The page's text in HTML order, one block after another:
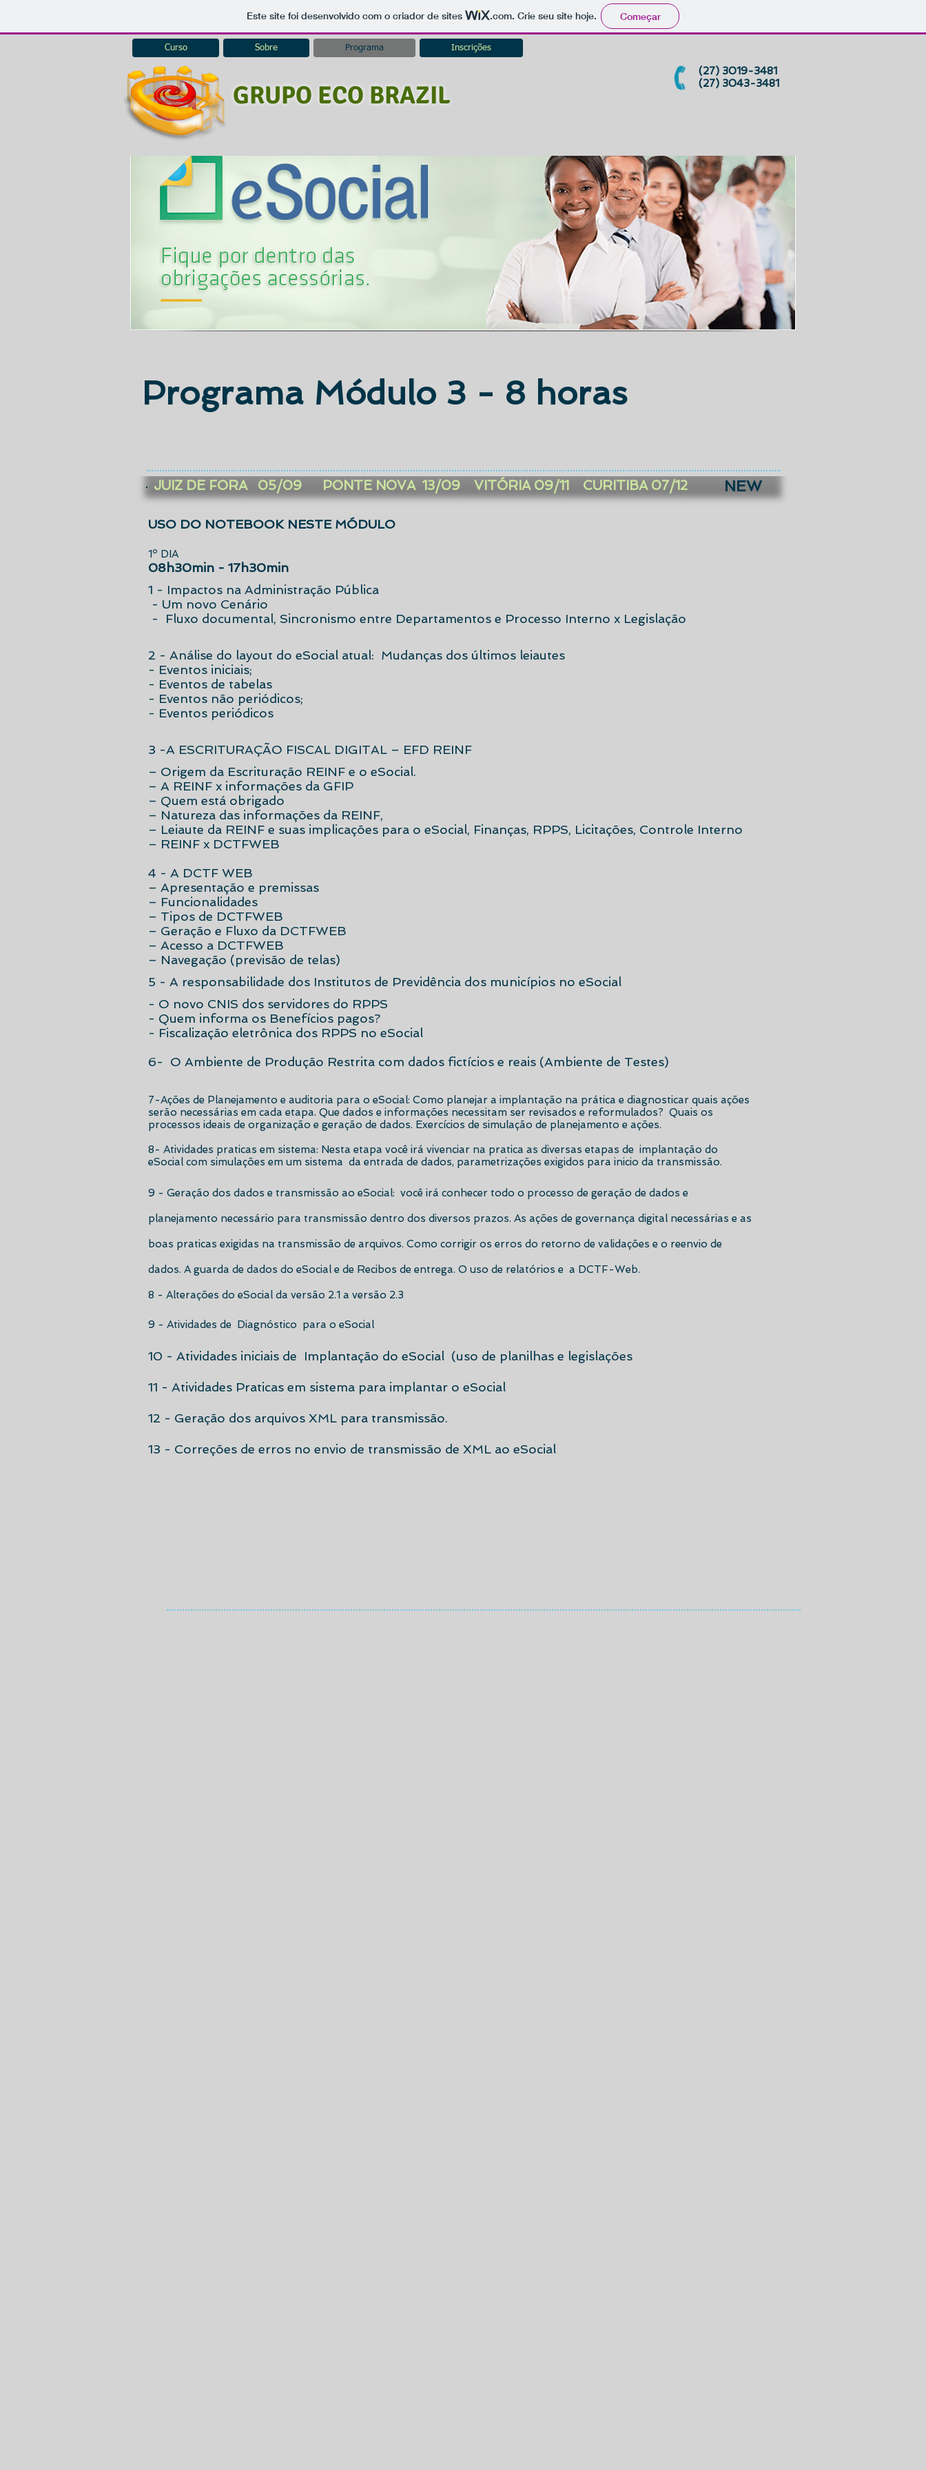
Este site foi desenvolvido com o criador de sites .com. Crie seu site hoje. Começar
Curso Sobre Programa Inscrições
(27) 3019-3481
(27) 3043-3481
GRUPO ECO BRAZIL
JUIZ DE FORA 05/09 PONTE NOVA 13/09 VITÓRIA 09/11 CURITIBA 07/12
USO DO NOTEBOOK NESTE MÓDULO
1º DIA
08h30min - 17h30min
1 - Impactos na Administração Pública
- Um novo Cenário
- Fluxo documental, Sincronismo entre Departamentos e Processo Interno x Legislação
2 - Análise do layout do eSocial atual: Mudanças dos últimos leiautes
- Eventos iniciais;
- Eventos de tabelas
- Eventos não periódicos;
- Eventos periódicos
3 -A ESCRITURAÇÃO FISCAL DIGITAL – EFD REINF
– Origem da Escrituração REINF e o eSocial.
– A REINF x informações da GFIP
– Quem está obrigado
– Natureza das informações da REINF,
– Leiaute da REINF e suas implicações para o eSocial, Finanças, RPPS, Licitações, Controle Interno
– REINF x DCTFWEB
4 - A DCTF WEB
– Apresentação e premissas
– Funcionalidades
– Tipos de DCTFWEB
– Geração e Fluxo da DCTFWEB
– Acesso a DCTFWEB
– Navegação (previsão de telas)
5 - A responsabilidade dos Institutos de Previdência dos municípios no eSocial
- O novo CNIS dos servidores do RPPS
- Quem informa os Benefícios pagos?
- Fiscalização eletrônica dos RPPS no eSocial
6- O Ambiente de Produção Restrita com dados fictícios e reais (Ambiente de Testes)
​7-Ações de Planejamento e auditoria para o eSocial: Como planejar a implantação na prática e diagnosticar quais ações
serão necessárias em cada etapa. Que dados e informações necessitam ser revisados e reformulados? Quais os
processos ideais de organização e geração de dados. Exercícios de simulação de planejamento e ações.
8- Atividades praticas em sistema: Nesta etapa você irá vivenciar na pratica as diversas etapas de implantação do
eSocial com simulações em um sistema da entrada de dados, parametrizações exigidos para inicio da transmissão.
9 - Geração dos dados e transmissão ao eSocial: você irá conhecer todo o processo de geração de dados e
planejamento necessário para transmissão dentro dos diversos prazos. As ações de governança digital necessárias e as
boas praticas exigidas na transmissão de arquivos. Como corrigir os erros do retorno de validações e o reenvio de
dados. A guarda de dados do eSocial e de Recibos de entrega. O uso de relatórios e a DCTF-Web.
8 - Alterações do eSocial da versão 2.1 a versão 2.3
9 - Atividades de Diagnóstico para o eSocial
10 - Atividades iniciais de Implantação do eSocial (uso de planilhas e legislações
11 - Atividades Praticas em sistema para implantar o eSocial
12 - Geração dos arquivos XML para transmissão.
13 - Correções de erros no envio de transmissão de XML ao eSocial
Programa Módulo 3 - 8 horas
NEW